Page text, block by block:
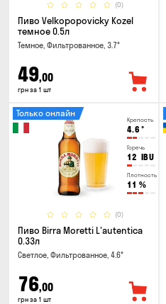
(0)
Пиво Velkopopovicky Kozel
темное 0.5л
Темное, Фильтрованное, 3.7°
49,00
грн за 1 шт
Крепость
4.6 °
Горечь
12 IBU
Плотность
11 %
(0)
Только онлайн
Пиво Birra Moretti L'autentica
0.33л
Светлое, Фильтрованное, 4.6°
76,00
грн за 1 шт